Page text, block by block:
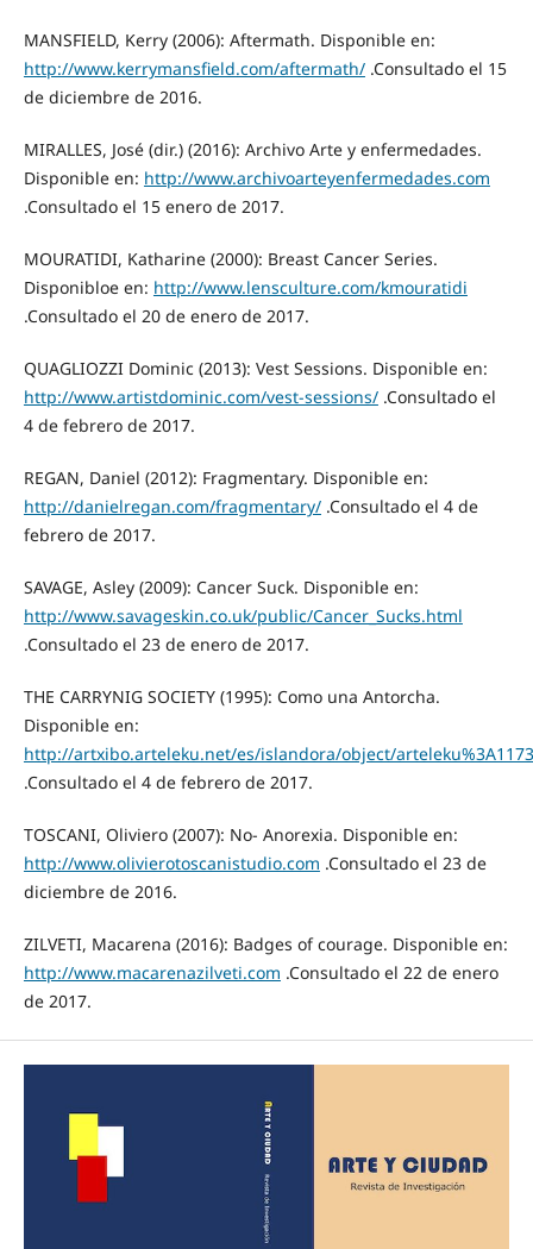
MANSFIELD, Kerry (2006): Aftermath. Disponible en:
http://www.kerrymansfield.com/aftermath/.Consultado el 15
de diciembre de 2016.
MIRALLES, José (dir.) (2016): Archivo Arte y enfermedades.
Disponible en: http://www.archivoarteyenfermedades.com
.Consultado el 15 enero de 2017.
MOURATIDI, Katharine (2000): Breast Cancer Series.
Disponibloe en: http://www.lensculture.com/kmouratidi
.Consultado el 20 de enero de 2017.
QUAGLIOZZI Dominic (2013): Vest Sessions. Disponible en:
http://www.artistdominic.com/vest-sessions/.Consultado el
4 de febrero de 2017.
REGAN, Daniel (2012): Fragmentary. Disponible en:
http://danielregan.com/fragmentary/.Consultado el 4 de
febrero de 2017.
SAVAGE, Asley (2009): Cancer Suck. Disponible en:
http://www.savageskin.co.uk/public/Cancer_Sucks.html
.Consultado el 23 de enero de 2017.
THE CARRYNIG SOCIETY (1995): Como una Antorcha.
Disponible en:
http://artxibo.arteleku.net/es/islandora/object/arteleku%3A1173
.Consultado el 4 de febrero de 2017.
TOSCANI, Oliviero (2007): No- Anorexia. Disponible en:
http://www.olivierotoscanistudio.com .Consultado el 23 de
diciembre de 2016.
ZILVETI, Macarena (2016): Badges of courage. Disponible en:
http://www.macarenazilveti.com .Consultado el 22 de enero
de 2017.